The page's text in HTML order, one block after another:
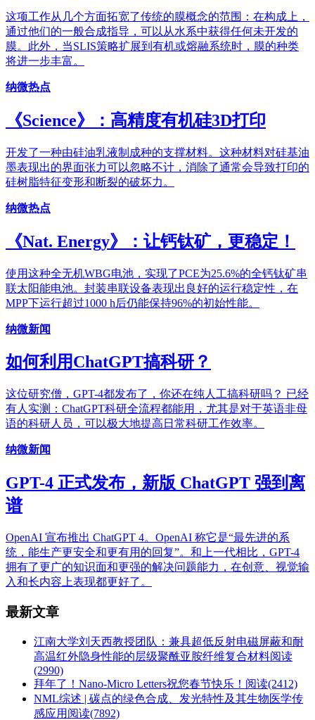
这项工作从几个方面拓宽了传统的膜概念的范围：在构成上，
通过他们的一般合成指导，可以从水系中获得任何未开发的
膜。此外，当SLIS策略扩展到有机或熔融系统时，膜的种类
将进一步丰富。
纳微热点
《Science》：高精度有机硅3D打印
开发了一种由硅油乳液制成种的支撑材料。这种材料对硅基油
墨表现出的界面张力可以忽略不计，消除了通常会导致打印的
硅树脂特征变形和断裂的破坏力。
纳微热点
《Nat. Energy》：让钙钛矿，更稳定！
使用这种全无机WBG电池，实现了PCE为25.6%的全钙钛矿串
联太阳能电池。封装串联设备表现出良好的运行稳定性，在
MPP下运行超过1000 h后仍能保持96%的初始性能。
纳微新闻
如何利用ChatGPT搞科研？
这位研究僧，GPT-4都发布了，你还在纯人工搞科研吗？ 已经
有人实测：ChatGPT科研全流程都能用，尤其是对于英语非母
语的科研人员，可以极大地提高日常科研工作效率。
纳微新闻
GPT-4 正式发布，新版 ChatGPT 强到离
谱
OpenAI 宣布推出 ChatGPT 4。OpenAI 称它是“最先进的系
统，能生产更安全和更有用的回复”。和上一代相比，GPT-4
拥有了更广的知识面和更强的解决问题能力，在创意、视觉输
入和长内容上表现都更好了。
最新文章
江南大学刘天西教授团队：兼具超低反射电磁屏蔽和耐
高温红外隐身性能的层级聚酰亚胺纤维复合材料阅读
(2990)
拜年了！Nano-Micro Letters祝您春节快乐！ 阅读(2412)
NML综述 | 碳点的绿色合成、发光特性及其生物医学传
感应用 阅读(7892)